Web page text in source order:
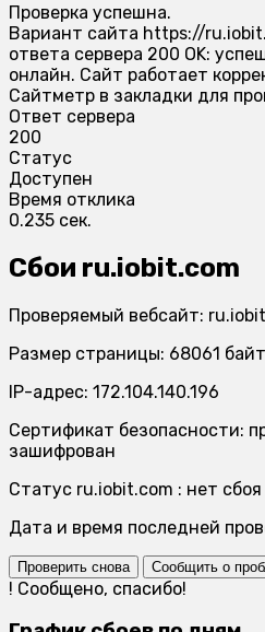
Проверка успешна.
Вариант сайта https://
ответа сервера 200 OK:
онлайн. Сайт работает
Сайтметр в закладки для
Ответ сервера
200
Статус
Доступен
Время отклика
0.235 сек.
Сбои ru.iobit.com
Проверяемый вебсайт:
Размер страницы: 68061 байт
IP-адрес: 172.104.140.196
Сертификат безопасности:
зашифрован
Статус ru.iobit.com : нет сбоя
Дата и время последней
Проверить снова Сообщить о
! Сообщено, спасибо!